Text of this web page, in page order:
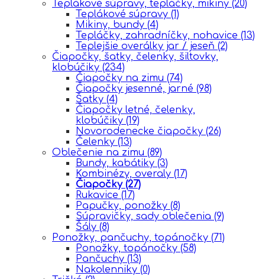
Teplákové súpravy, tepláčky, mikiny (20)
Teplákové súpravy (1)
Mikiny, bundy (4)
Tepláčky, zahradníčky, nohavice (13)
Teplejšie overálky jar / jeseň (2)
Čiapočky, šatky, čelenky, šiltovky,
klobúčiky (234)
Čiapočky na zimu (74)
Čiapočky jesenné, jarné (98)
Šatky (4)
Čiapočky letné, čelenky,
klobúčiky (19)
Novorodenecke čiapočky (26)
Čelenky (13)
Oblečenie na zimu (89)
Bundy, kabátiky (3)
Kombinézy, overaly (17)
Čiapočky (27)
Rukavice (17)
Papučky, ponožky (8)
Súpravičky, sady oblečenia (9)
Šály (8)
Ponožky, pančuchy, topánočky (71)
Ponožky, topánočky (58)
Pančuchy (13)
Nakolenniky (0)